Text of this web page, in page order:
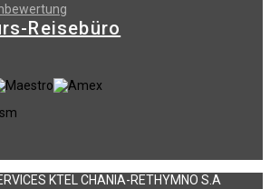
Reisebüro
KTEL CHANIA-RETHYMNO S.A